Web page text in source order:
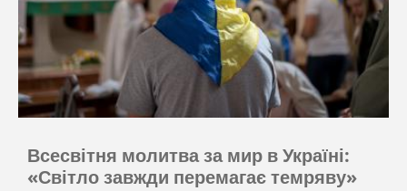
Всесвітня молитва за мир в Україні:
«Світло завжди перемагає темряву»